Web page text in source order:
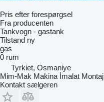
Pris efter forespørgsel
Fra producenten
Tankvogn - gastank
Tilstand ny
gas
0 rum
Tyrkiet, Osmaniye
Mim-Mak Makina İmalat
Kontakt sælgeren